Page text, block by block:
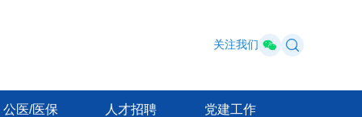
关注我们
公医/医保 人才招聘 党建工作